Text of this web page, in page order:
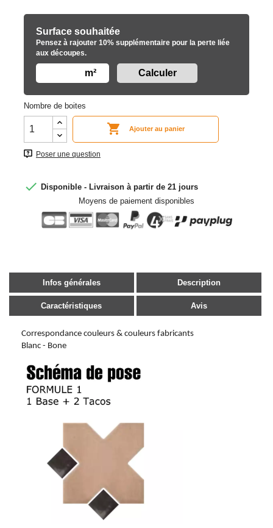
Surface souhaitée
Pensez à rajouter 10% supplémentaire pour la perte liée
aux découpes.
m²
Nombre de boites
 Ajouter au panier
Poser une question
 Disponible - Livraison à partir de 21 jours
Moyens de paiement disponibles
Infos générales Description
Caractéristiques Avis
Correspondance couleurs & couleurs fabricants
Blanc - Bone